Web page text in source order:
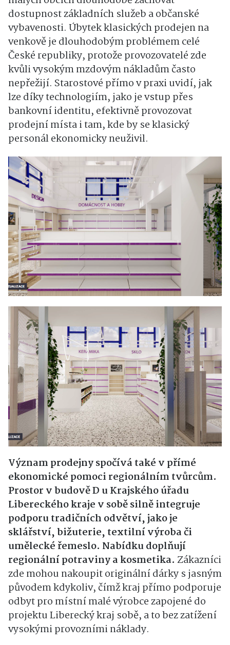
dostupnost základních služeb a občanské
vybavenosti. Úbytek klasických prodejen na
venkově je dlouhodobým problémem celé
České republiky, protože provozovatelé zde
kvůli vysokým mzdovým nákladům často
nepřežijí. Starostové přímo v praxi uvidí, jak
lze díky technologiím, jako je vstup přes
bankovní identitu, efektivně provozovat
prodejní místa i tam, kde by se klasický
personál ekonomicky neuživil.
Význam prodejny spočívá také v přímé
ekonomické pomoci regionálním tvůrcům.
Prostor v budově D u Krajského úřadu
Libereckého kraje v sobě silně integruje
podporu tradičních odvětví, jako je
sklářství, bižuterie, textilní výroba či
umělecké řemeslo. Nabídku doplňují
regionální potraviny a kosmetika. Zákazníci
zde mohou nakoupit originální dárky s jasným
původem kdykoliv, čímž kraj přímo podporuje
odbyt pro místní malé výrobce zapojené do
projektu Liberecký kraj sobě, a to bez zatížení
vysokými provozními náklady.